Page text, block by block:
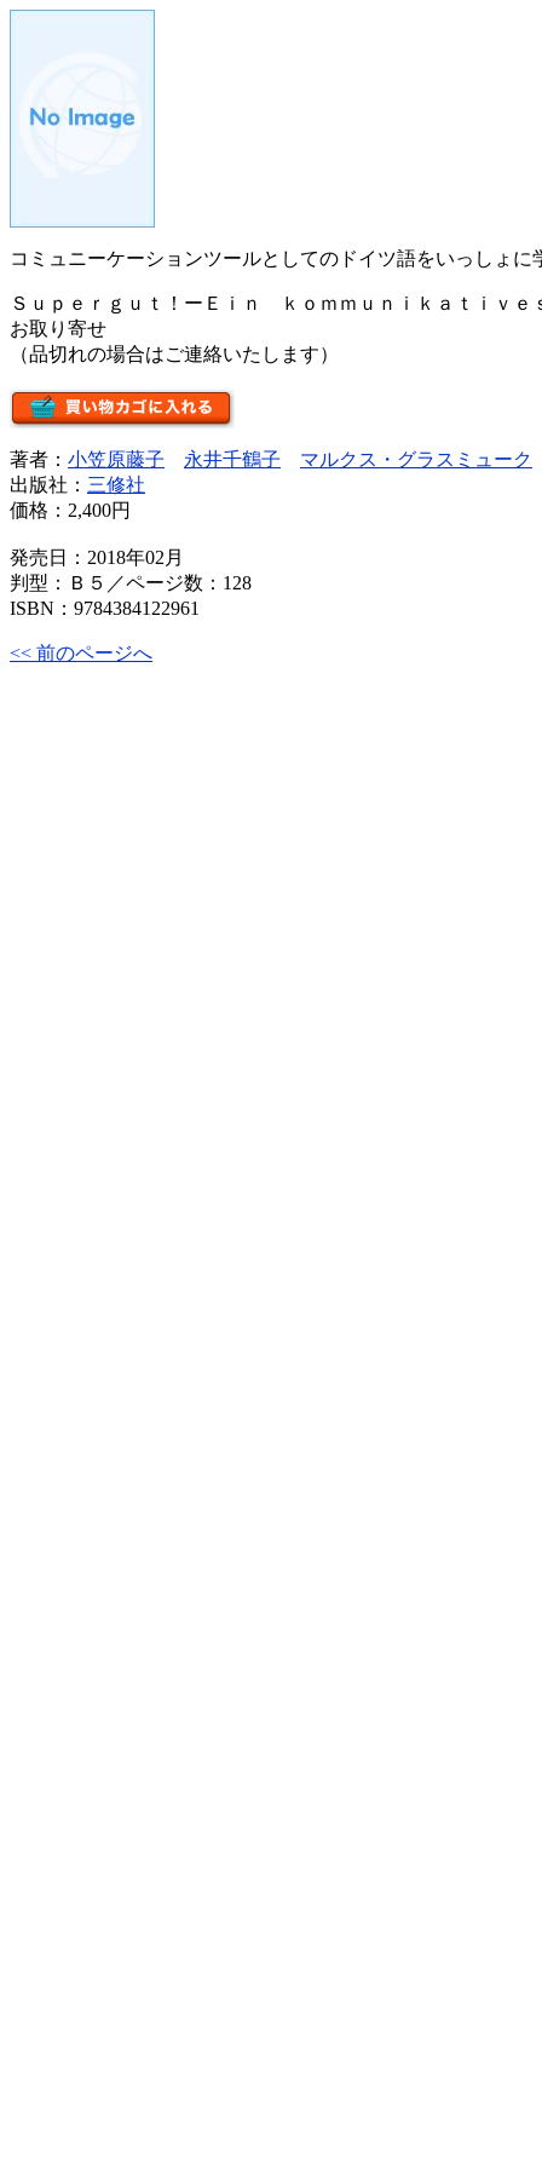
コミュニーケーションツールとしてのドイツ語をいっしょに
Ｓｕｐｅｒｇｕｔ！ーＥｉｎ ｋｏｍｍｕｎｉｋａｔｉ
お取り寄せ
（品切れの場合はご連絡いたします）
著者： 小笠原藤子 永井千鶴子
マルクス・グラスミューク
出版社： 三修社
価格： 2,400円
発売日：2018年02月
判型：Ｂ５／ページ数：128
ISBN：9784384122961
<< 前のページへ